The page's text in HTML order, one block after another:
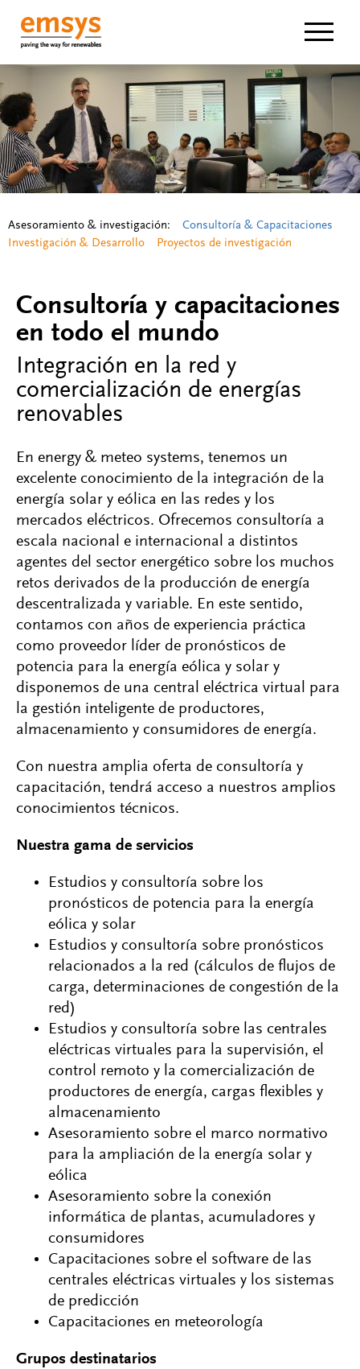
Asesoramiento & investigación:
Consultoría & Capacitaciones
Investigación & Desarrollo
Proyectos de investigación
Consultoría y capacitaciones
en todo el mundo
Integración en la red y
comercialización de energías
renovables
En energy & meteo systems, tenemos un
excelente conocimiento de la integración de la
energía solar y eólica en las redes y los
mercados eléctricos. Ofrecemos consultoría a
escala nacional e internacional a distintos
agentes del sector energético sobre los muchos
retos derivados de la producción de energía
descentralizada y variable. En este sentido,
contamos con años de experiencia práctica
como proveedor líder de pronósticos de
potencia para la energía eólica y solar y
disponemos de una central eléctrica virtual para
la gestión inteligente de productores,
almacenamiento y consumidores de energía.
Con nuestra amplia oferta de consultoría y
capacitación, tendrá acceso a nuestros amplios
conocimientos técnicos.
Nuestra gama de servicios
Estudios y consultoría sobre los
pronósticos de potencia para la energía
eólica y solar
Estudios y consultoría sobre pronósticos
relacionados a la red (cálculos de flujos de
carga, determinaciones de congestión de la
red)
Estudios y consultoría sobre las centrales
eléctricas virtuales para la supervisión, el
control remoto y la comercialización de
productores de energía, cargas flexibles y
almacenamiento
Asesoramiento sobre el marco normativo
para la ampliación de la energía solar y
eólica
Asesoramiento sobre la conexión
informática de plantas, acumuladores y
consumidores
Capacitaciones sobre el software de las
centrales eléctricas virtuales y los sistemas
de predicción
Capacitaciones en meteorología
Grupos destinatarios